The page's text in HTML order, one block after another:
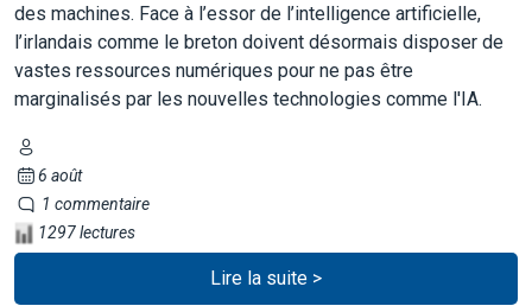
des machines. Face à l’essor de l’intelligence artificielle,
l’irlandais comme le breton doivent désormais disposer de
vastes ressources numériques pour ne pas être
marginalisés par les nouvelles technologies comme l'IA.
6 août
1 commentaire
1297 lectures
Lire la suite >